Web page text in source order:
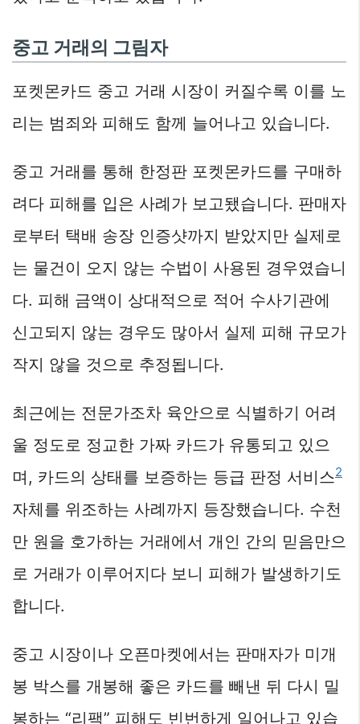
중고 거래의 그림자
포켓몬카드 중고 거래 시장이 커질수록 이를 노
리는 범죄와 피해도 함께 늘어나고 있습니다.
중고 거래를 통해 한정판 포켓몬카드를 구매하
려다 피해를 입은 사례가 보고됐습니다. 판매자
로부터 택배 송장 인증샷까지 받았지만 실제로
는 물건이 오지 않는 수법이 사용된 경우였습니
다. 피해 금액이 상대적으로 적어 수사기관에
신고되지 않는 경우도 많아서 실제 피해 규모가
작지 않을 것으로 추정됩니다.
최근에는 전문가조차 육안으로 식별하기 어려
울 정도로 정교한 가짜 카드가 유통되고 있으
며, 카드의 상태를 보증하는 등급 판정 서비스2
자체를 위조하는 사례까지 등장했습니다. 수천
만 원을 호가하는 거래에서 개인 간의 믿음만으
로 거래가 이루어지다 보니 피해가 발생하기도
합니다.
중고 시장이나 오픈마켓에서는 판매자가 미개
봉 박스를 개봉해 좋은 카드를 빼낸 뒤 다시 밀
봉하는 “리팩” 피해도 빈번하게 일어나고 있습